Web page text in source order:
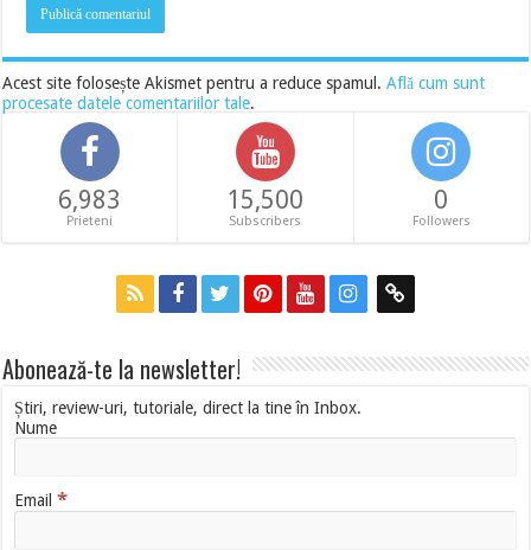
Acest site folosește Akismet pentru a reduce spamul.Află cum sunt
procesate datele comentariilor tale.
6,983
Prieteni
15,500
Subscribers
0
Followers
Abonează-te la newsletter!
Știri, review-uri, tutoriale, direct la tine în Inbox.
Nume
Email*